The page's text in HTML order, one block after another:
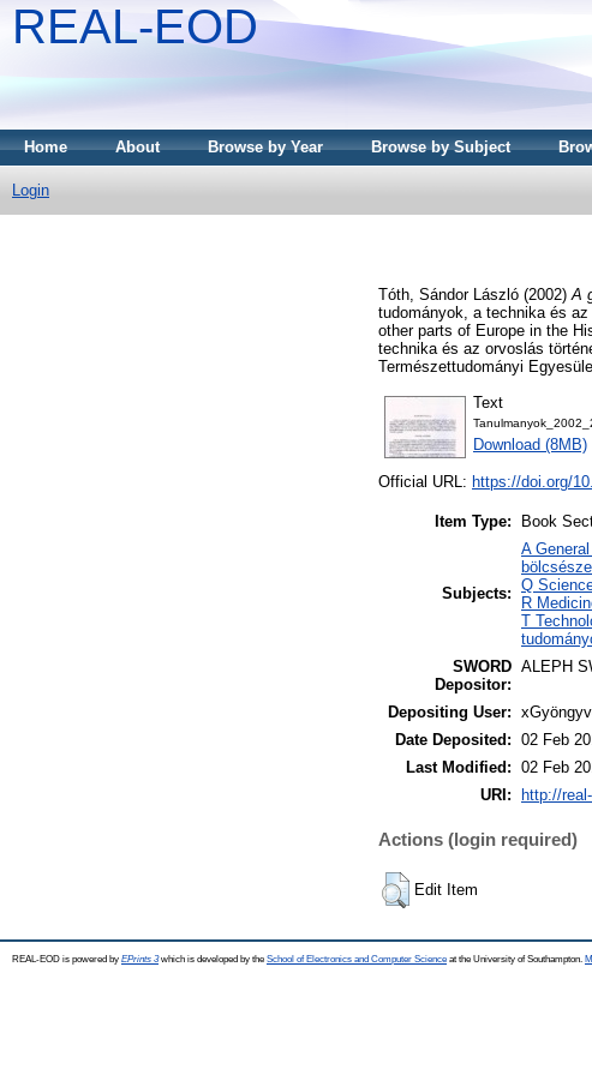
REAL-EOD
Home About Browse by Year Browse by Subject
Login
Tóth, Sándor László (2002) A
tudományok, a technika és
other parts of Europe in the
technika és az orvoslás
Természettudományi
Text
Download (8MB)
Official URL: https://doi.org/
Item Type: Book
Subjects:
A
Q
R
T
SWORD
Depositor:
ALEPH
Depositing User:
Date Deposited: 02 Feb
Last Modified: 02 Feb
URI:
http://
Actions (login required)
Edit Item
REAL-EOD is powered by EPrints 3which is developed by the School of Electronics and Computer Science at the University of Southampton.